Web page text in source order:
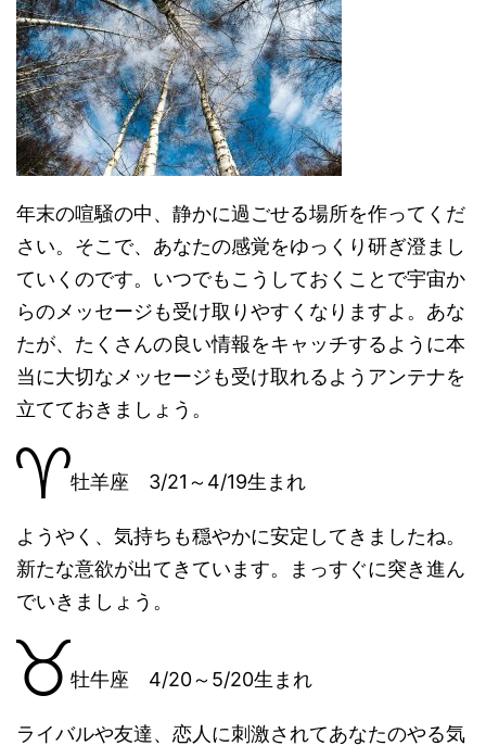
年末の喧騒の中、静かに過ごせる場所を作ってくだ
さい。そこで、あなたの感覚をゆっくり研ぎ澄まし
ていくのです。いつでもこうしておくことで宇宙か
らのメッセージも受け取りやすくなりますよ。あな
たが、たくさんの良い情報をキャッチするように本
当に大切なメッセージも受け取れるようアンテナを
立てておきましょう。
牡羊座 3/21～4/19生まれ
ようやく、気持ちも穏やかに安定してきましたね。
新たな意欲が出てきています。まっすぐに突き進ん
でいきましょう。
牡牛座 4/20～5/20生まれ
ライバルや友達、恋人に刺激されてあなたのやる気